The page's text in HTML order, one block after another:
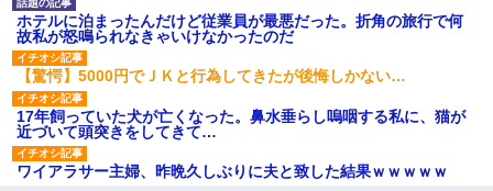
ホテルに泊まったんだけど従業員が最悪だった。折角の旅行で何
故私が怒鳴られなきゃいけなかったのだ
【驚愕】5000円でＪＫと行為してきたが後悔しかない…
17年飼っていた犬が亡くなった。鼻水垂らし嗚咽する私に、猫が
近づいて頭突きをしてきて…
ワイアラサー主婦、昨晩久しぶりに夫と致した結果ｗｗｗｗｗ